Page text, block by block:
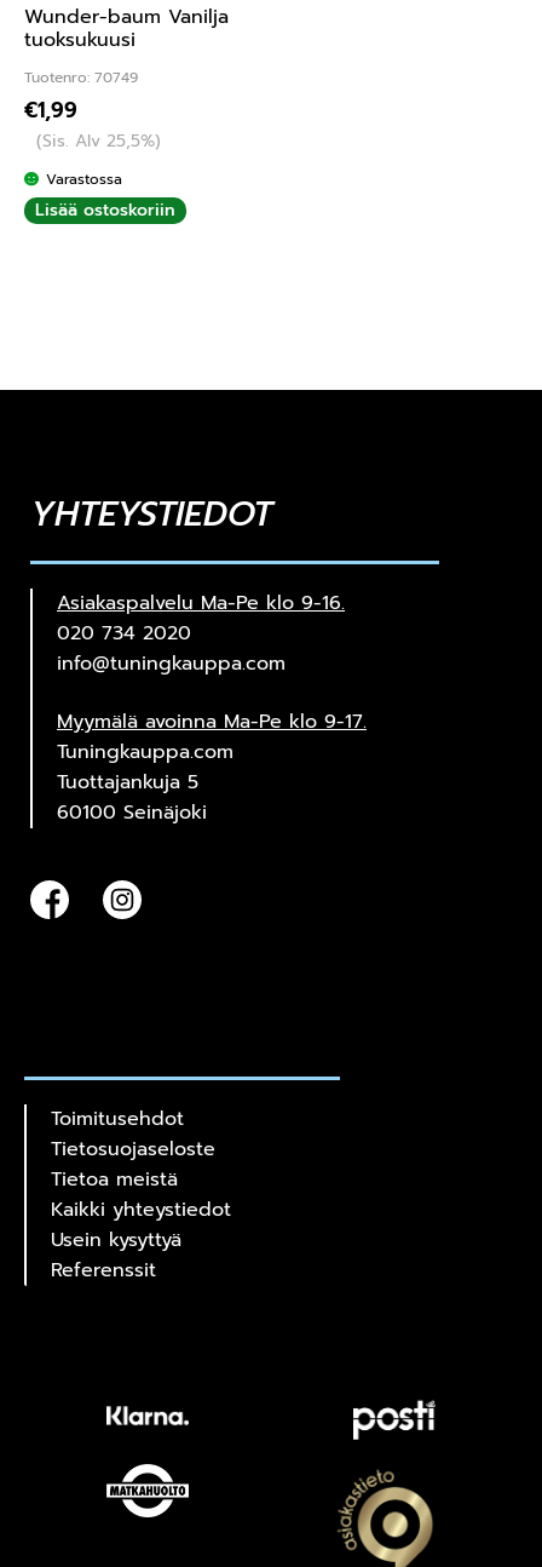
Wunder-baum Vanilja
tuoksukuusi
Tuotenro: 70749
€1,99
(Sis. Alv 25,5%)
Varastossa
Lisää ostoskoriin
YHTEYSTIEDOT
Asiakaspalvelu Ma-Pe klo 9-16.
020 734 2020
info@tuningkauppa.com
Myymälä avoinna Ma-Pe klo 9-17.
Tuningkauppa.com
Tuottajankuja 5
60100 Seinäjoki
Toimitusehdot
Tietosuojaseloste
Tietoa meistä
Kaikki yhteystiedot
Usein kysyttyä
Referenssit